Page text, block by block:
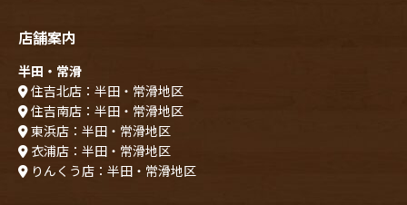
店舗案内
半田・常滑
住吉北店：半田・常滑地区
住吉南店：半田・常滑地区
東浜店：半田・常滑地区
衣浦店：半田・常滑地区
りんくう店：半田・常滑地区